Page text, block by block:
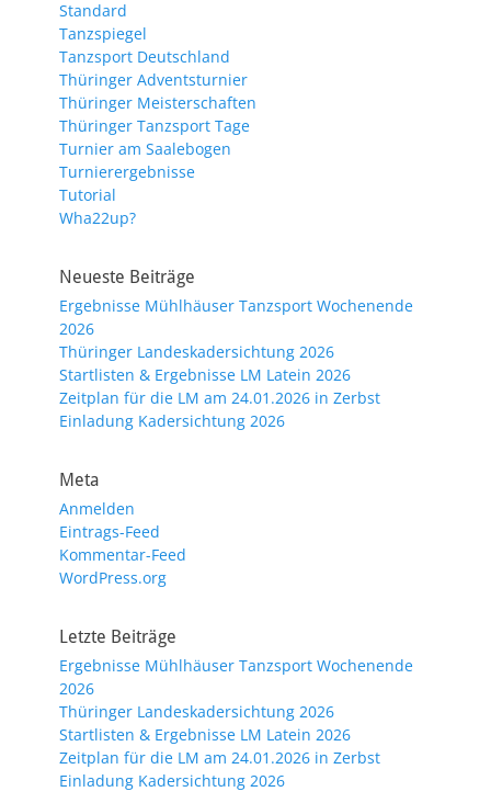
Standard
Tanzspiegel
Tanzsport Deutschland
Thüringer Adventsturnier
Thüringer Meisterschaften
Thüringer Tanzsport Tage
Turnier am Saalebogen
Turnierergebnisse
Tutorial
Wha22up?
Neueste Beiträge
Ergebnisse Mühlhäuser Tanzsport Wochenende
2026
Thüringer Landeskadersichtung 2026
Startlisten & Ergebnisse LM Latein 2026
Zeitplan für die LM am 24.01.2026 in Zerbst
Einladung Kadersichtung 2026
Meta
Anmelden
Eintrags-Feed
Kommentar-Feed
WordPress.org
Letzte Beiträge
Ergebnisse Mühlhäuser Tanzsport Wochenende
2026
Thüringer Landeskadersichtung 2026
Startlisten & Ergebnisse LM Latein 2026
Zeitplan für die LM am 24.01.2026 in Zerbst
Einladung Kadersichtung 2026